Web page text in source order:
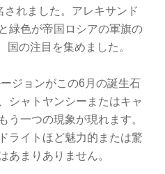
れました。アレキサンド
緑色が帝国ロシアの軍旗の
国の注目を集めました。
ジョンがこの6月の誕生石
シャトヤンシーまたはキャ
う一つの現象が現れます。
ライトほど魅力的または驚
あまりありません。